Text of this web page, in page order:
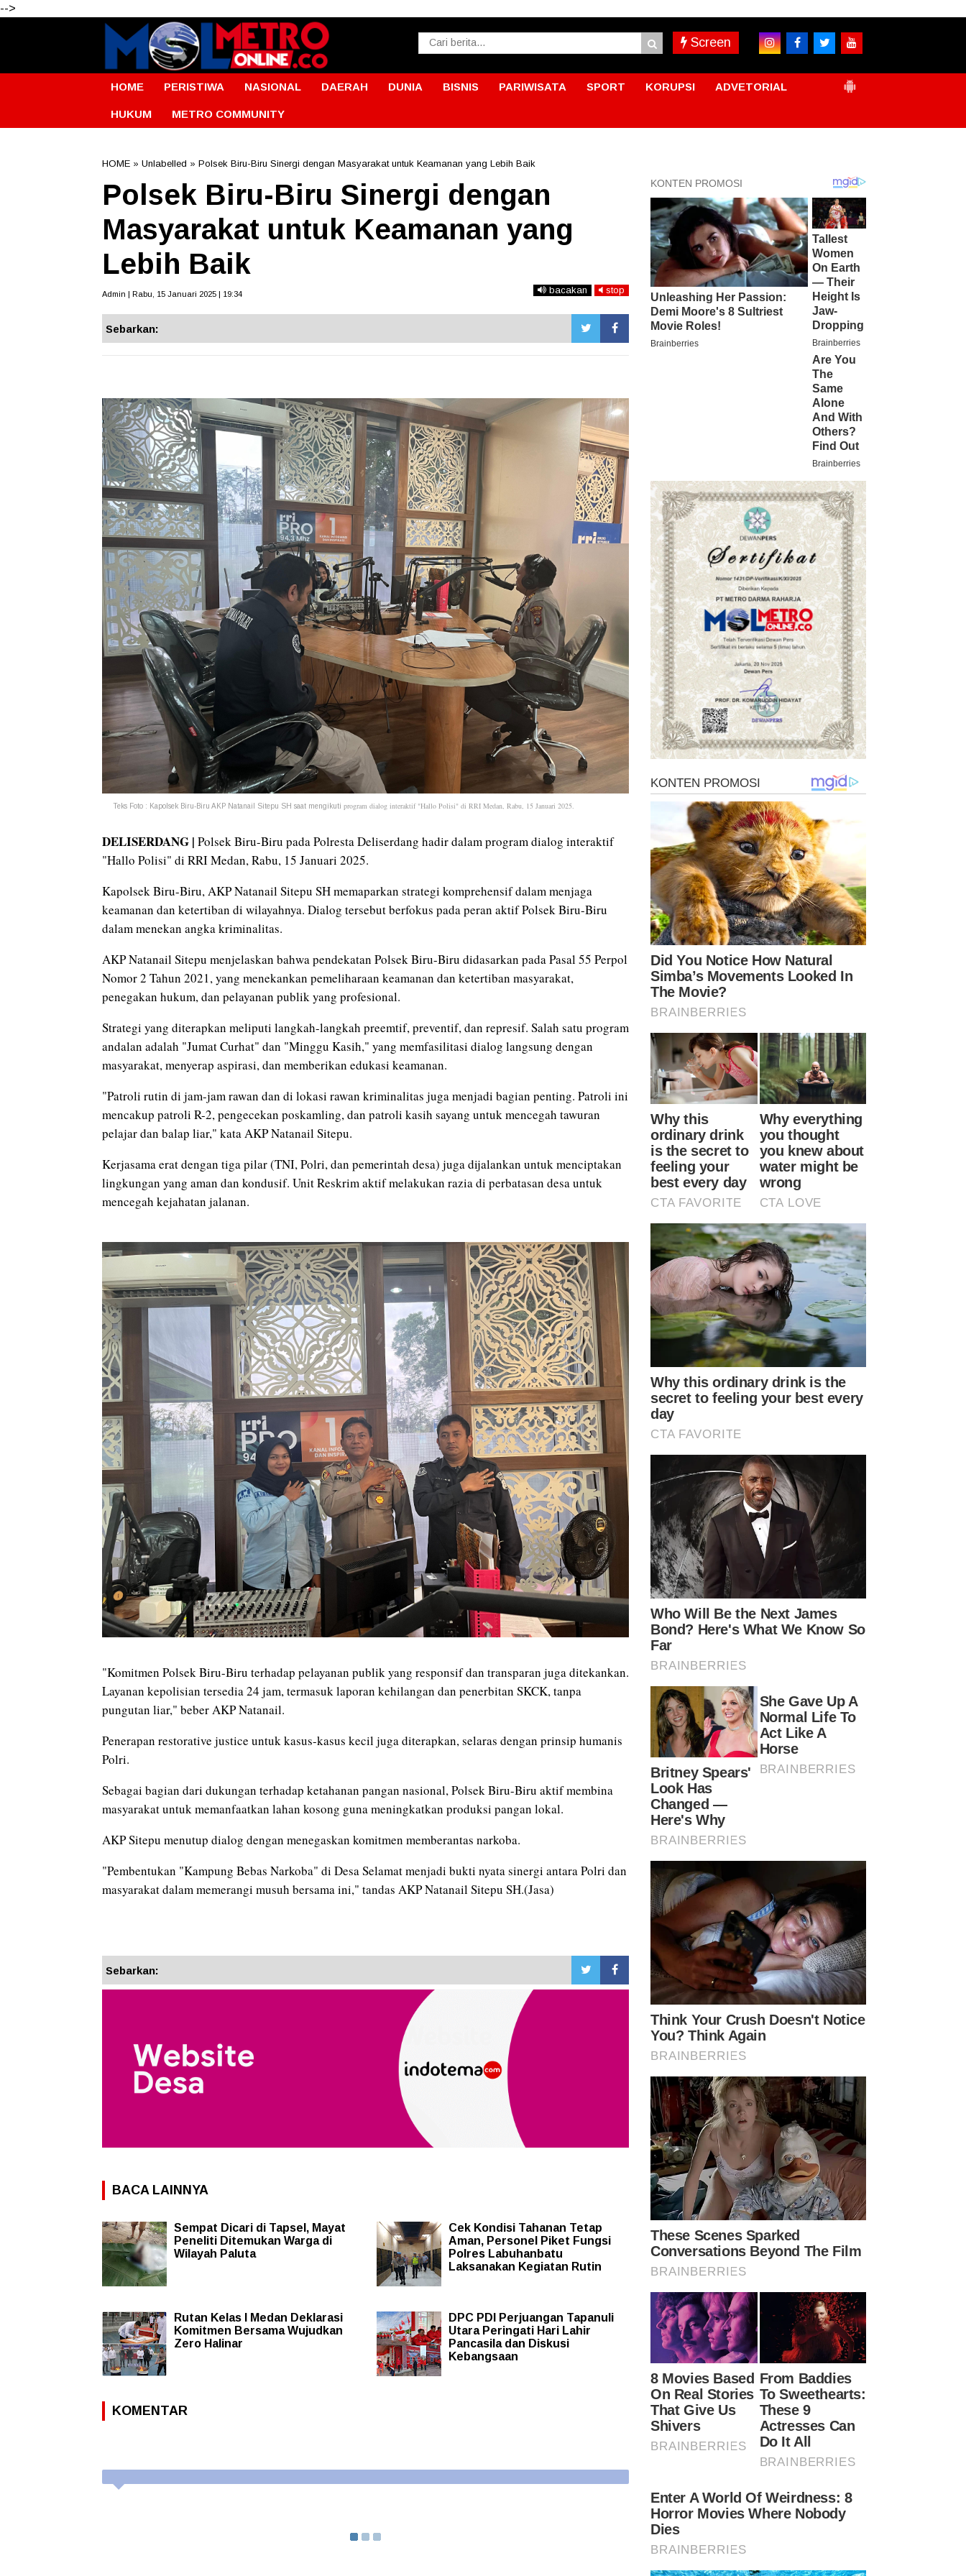
-->
Screen
HOME PERISTIWA NASIONAL DAERAH DUNIA BISNIS PARIWISATA SPORT KORUPSI ADVETORIAL
HUKUM METRO COMMUNITY
HOME » Unlabelled » Polsek Biru-Biru Sinergi dengan Masyarakat untuk Keamanan yang Lebih Baik
Polsek Biru-Biru Sinergi dengan
Masyarakat untuk Keamanan yang
Lebih Baik
Admin | Rabu, 15 Januari 2025 | 19:34 bacakan stop
Sebarkan:
Teks Foto : Kapolsek Biru-Biru AKP Natanail Sitepu SH saat mengikuti program dialog interaktif "Hallo Polisi" di RRI Medan, Rabu, 15 Januari 2025.
DELISERDANG | Polsek Biru-Biru pada Polresta Deliserdang hadir dalam program dialog interaktif
"Hallo Polisi" di RRI Medan, Rabu, 15 Januari 2025.
Kapolsek Biru-Biru, AKP Natanail Sitepu SH memaparkan strategi komprehensif dalam menjaga
keamanan dan ketertiban di wilayahnya. Dialog tersebut berfokus pada peran aktif Polsek Biru-Biru
dalam menekan angka kriminalitas.
AKP Natanail Sitepu menjelaskan bahwa pendekatan Polsek Biru-Biru didasarkan pada Pasal 55 Perpol
Nomor 2 Tahun 2021, yang menekankan pemeliharaan keamanan dan ketertiban masyarakat,
penegakan hukum, dan pelayanan publik yang profesional.
Strategi yang diterapkan meliputi langkah-langkah preemtif, preventif, dan represif. Salah satu program
andalan adalah "Jumat Curhat" dan "Minggu Kasih," yang memfasilitasi dialog langsung dengan
masyarakat, menyerap aspirasi, dan memberikan edukasi keamanan.
"Patroli rutin di jam-jam rawan dan di lokasi rawan kriminalitas juga menjadi bagian penting. Patroli ini
mencakup patroli R-2, pengecekan poskamling, dan patroli kasih sayang untuk mencegah tawuran
pelajar dan balap liar," kata AKP Natanail Sitepu.
Kerjasama erat dengan tiga pilar (TNI, Polri, dan pemerintah desa) juga dijalankan untuk menciptakan
lingkungan yang aman dan kondusif. Unit Reskrim aktif melakukan razia di perbatasan desa untuk
mencegah kejahatan jalanan.
"Komitmen Polsek Biru-Biru terhadap pelayanan publik yang responsif dan transparan juga ditekankan.
Layanan kepolisian tersedia 24 jam, termasuk laporan kehilangan dan penerbitan SKCK, tanpa
pungutan liar," beber AKP Natanail.
Penerapan restorative justice untuk kasus-kasus kecil juga diterapkan, selaras dengan prinsip humanis
Polri.
Sebagai bagian dari dukungan terhadap ketahanan pangan nasional, Polsek Biru-Biru aktif membina
masyarakat untuk memanfaatkan lahan kosong guna meningkatkan produksi pangan lokal.
AKP Sitepu menutup dialog dengan menegaskan komitmen memberantas narkoba.
"Pembentukan "Kampung Bebas Narkoba" di Desa Selamat menjadi bukti nyata sinergi antara Polri dan
masyarakat dalam memerangi musuh bersama ini," tandas AKP Natanail Sitepu SH.(Jasa)
Sebarkan:
BACA LAINNYA
Sempat Dicari di Tapsel, Mayat
Peneliti Ditemukan Warga di
Wilayah Paluta
Cek Kondisi Tahanan Tetap
Aman, Personel Piket Fungsi
Polres Labuhanbatu
Laksanakan Kegiatan Rutin
Rutan Kelas I Medan Deklarasi
Komitmen Bersama Wujudkan
Zero Halinar
DPC PDI Perjuangan Tapanuli
Utara Peringati Hari Lahir
Pancasila dan Diskusi
Kebangsaan
KOMENTAR